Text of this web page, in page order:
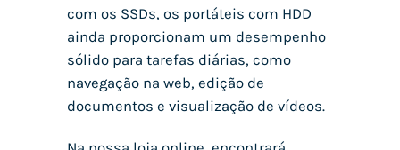
com os SSDs, os portáteis com HDD
ainda proporcionam um desempenho
sólido para tarefas diárias, como
navegação na web, edição de
documentos e visualização de vídeos.